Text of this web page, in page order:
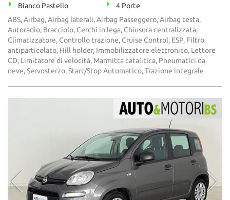
Bianco Pastello
4 Porte
ABS, Airbag, Airbag laterali, Airbag Passeggero, Airbag testa,
Autoradio, Bracciolo, Cerchi in lega, Chiusura centralizzata,
Climatizzatore, Controllo trazione, Cruise Control, ESP, Filtro
antiparticolato, Hill holder, Immobilizzatore elettronico, Lettore
CD, Limitatore di velocità, Marmitta catalitica, Pneumatici da
neve, Servosterzo, Start/Stop Automatico, Trazione integrale